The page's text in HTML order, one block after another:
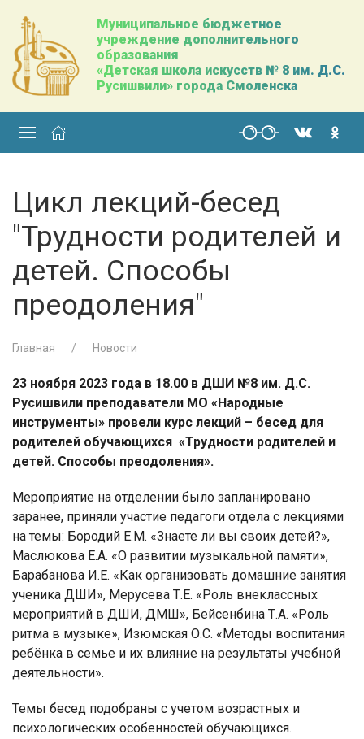
Муниципальное бюджетное
учреждение дополнительного
образования
«Детская школа искусств № 8 им. Д.С.
Русишвили» города Смоленска
Цикл лекций-бесед
"Трудности родителей и
детей. Способы
преодоления"
Главная Новости
23 ноября 2023 года в 18.00 в ДШИ №8 им. Д.С.
Русишвили преподаватели МО «Народные
инструменты» провели курс лекций – бесед для
родителей обучающихся «Трудности родителей и
детей. Способы преодоления».
Мероприятие на отделении было запланировано
заранее, приняли участие педагоги отдела с лекциями
на темы: Бородий Е.М. «Знаете ли вы своих детей?»,
Маслюкова Е.А. «О развитии музыкальной памяти»,
Барабанова И.Е. «Как организовать домашние занятия
ученика ДШИ», Мерусева Т.Е. «Роль внеклассных
мероприятий в ДШИ, ДМШ», Бейсенбина Т.А. «Роль
ритма в музыке», Изюмская О.С. «Методы воспитания
ребёнка в семье и их влияние на результаты учебной
деятельности».
Темы бесед подобраны с учетом возрастных и
психологических особенностей обучающихся.